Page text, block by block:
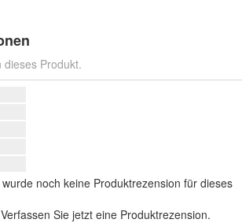
dieses Produkt.
wurde noch keine Produktrezension für dieses
Verfassen Sie jetzt eine Produktrezension.